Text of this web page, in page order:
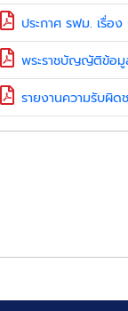
ประกาศ รฟม. เรื่อ
พระราชบัญญัติข้อมู
รายงานความรับผิ